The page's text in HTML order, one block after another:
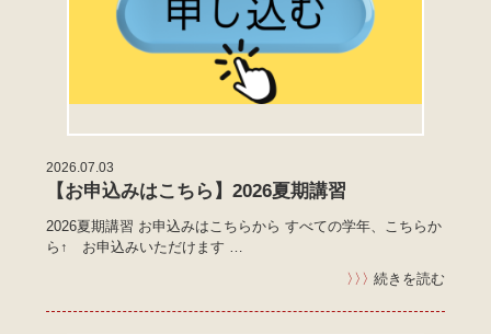
2026.07.03
【お申込みはこちら】2026夏期講習
2026夏期講習 お申込みはこちらから すべての学年、こちらか
ら↑ お申込みいただけます …
〉〉〉 続きを読む